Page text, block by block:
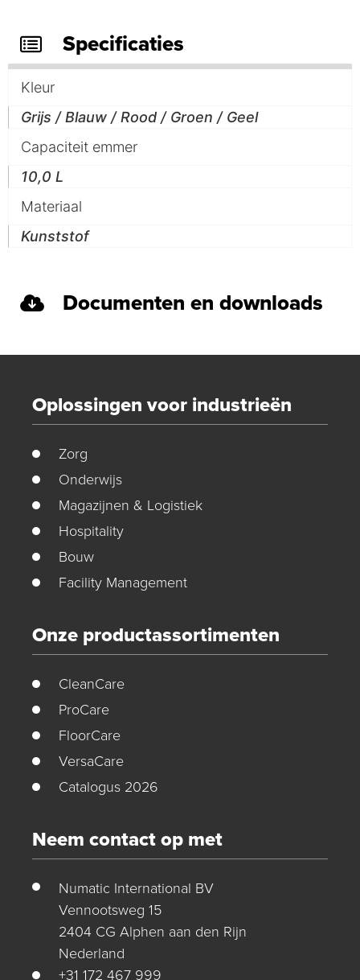
Specificaties
Kleur
Grijs / Blauw / Rood / Groen / Geel
Capaciteit emmer
10,0 L
Materiaal
Kunststof
Documenten en downloads
Oplossingen voor industrieën
Zorg
Onderwijs
Magazijnen & Logistiek
Hospitality
Bouw
Facility Management
Onze productassortimenten
CleanCare
ProCare
FloorCare
VersaCare
Catalogus 2026
Neem contact op met
Numatic International BV
Vennootsweg 15
2404 CG Alphen aan den Rijn
Nederland
+31 172 467 999